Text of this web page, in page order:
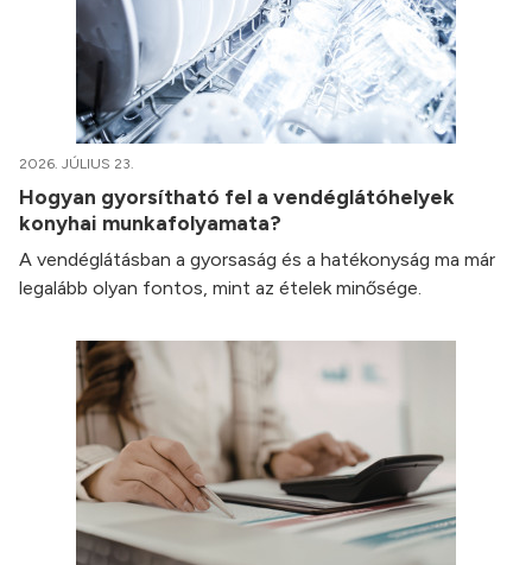
2026. JÚLIUS 23.
Hogyan gyorsítható fel a vendéglátóhelyek
konyhai munkafolyamata?
A vendéglátásban a gyorsaság és a hatékonyság ma már
legalább olyan fontos, mint az ételek minősége.